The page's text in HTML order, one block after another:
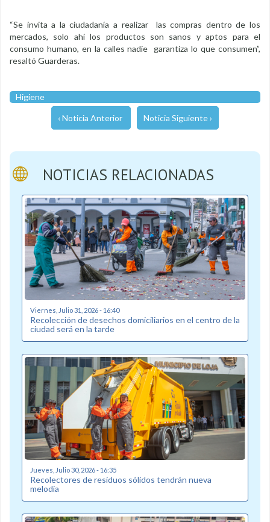
“Se invita a la ciudadanía a realizar las compras dentro de los
mercados, solo ahí los productos son sanos y aptos para el
consumo humano, en la calles nadie garantiza lo que consumen”,
resaltó Guarderas.
Higiene
‹ Noticia Anterior Noticia Siguiente ›
NOTICIAS RELACIONADAS
Viernes, Julio 31, 2026 - 16:40
Recolección de desechos domiciliarios en el centro de la
ciudad será en la tarde
Jueves, Julio 30, 2026 - 16:35
Recolectores de residuos sólidos tendrán nueva
melodía